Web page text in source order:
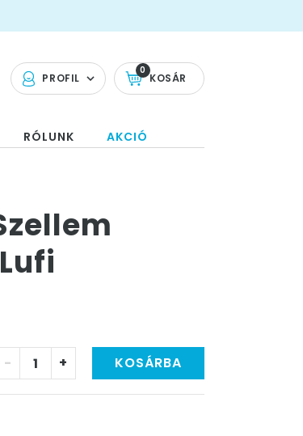
PROFIL KOSÁR
0
RÓLUNK AKCIÓ
- + KOSÁRBA